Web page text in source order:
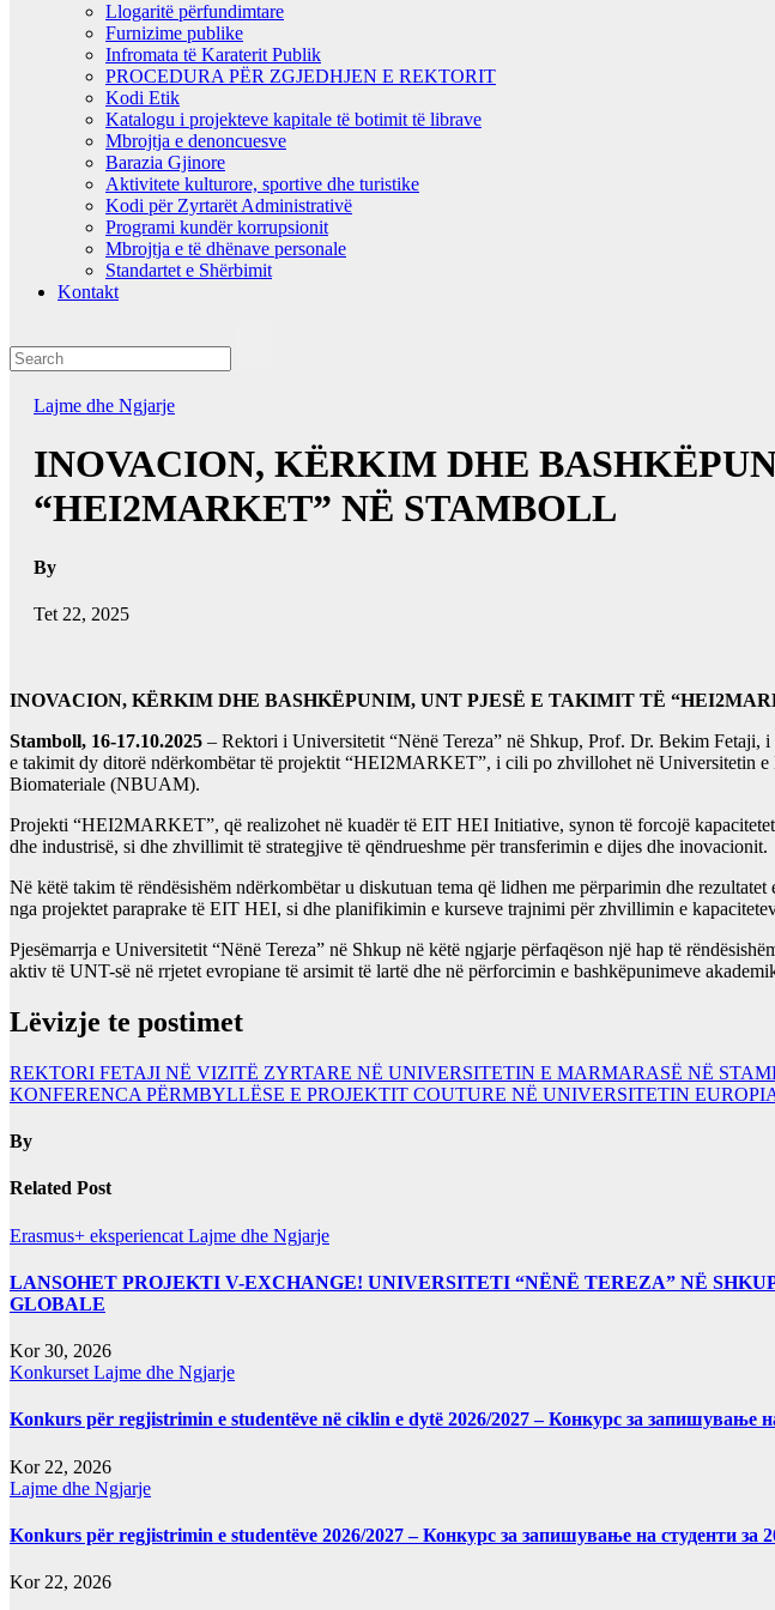
Llogaritë përfundimtare
Furnizime publike
Infromata të Karaterit Publik
PROCEDURA PËR ZGJEDHJEN E REKTORIT
Kodi Etik
Katalogu i projekteve kapitale të botimit të librave
Mbrojtja e denoncuesve
Barazia Gjinore
Aktivitete kulturore, sportive dhe turistike
Kodi për Zyrtarët Administrativë
Programi kundër korrupsionit
Mbrojtja e të dhënave personale
Standartet e Shërbimit
Kontakt
Lajme dhe Ngjarje
INOVACION, KËRKIM DHE
“HEI2MARKET” NË STAMBOLL
By
Tet 22, 2025
INOVACION, KËRKIM DHE BASHKËPUNIM, UNT PJESË E TAKIMIT TË
Stamboll, 16-17.10.2025 – Rektori i Universitetit “Nënë Tereza” në Shkup, Prof. Dr. Bekim
e takimit dy ditorë ndërkombëtar të projektit “HEI2MARKET”, i cili po zhvillohet në Universitetin
Biomateriale (NBUAM).
Projekti “HEI2MARKET”, që realizohet në kuadër të EIT HEI Initiative, synon të forcojë
dhe industrisë, si dhe zhvillimit të strategjive të qëndrueshme për transferimin e dijes dhe inovacionit.
Në këtë takim të rëndësishëm ndërkombëtar u diskutuan tema që lidhen me përparimin dhe
nga projektet paraprake të EIT HEI, si dhe planifikimin e kurseve trajnimi për zhvillimin e
Pjesëmarrja e Universitetit “Nënë Tereza” në Shkup në këtë ngjarje përfaqëson një hap të
aktiv të UNT-së në rrjetet evropiane të arsimit të lartë dhe në përforcimin e bashkëpunimeve
Lëvizje te postimet
REKTORI FETAJI NË VIZITË ZYRTARE NË UNIVERSITETIN E MARMARASË NË
KONFERENCA PËRMBYLLËSE E PROJEKTIT COUTURE NË UNIVERSITETIN
By
Related Post
Erasmus+ eksperiencat Lajme dhe Ngjarje
LANSOHET PROJEKTI V-EXCHANGE! UNIVERSITETI “NËNË TEREZA” NË
GLOBALE
Kor 30, 2026
Konkurset Lajme dhe Ngjarje
Konkurs për regjistrimin e studentëve në ciklin e dytë 2026/2027 – Конкурс за запишување
Kor 22, 2026
Lajme dhe Ngjarje
Konkurs për regjistrimin e studentëve 2026/2027 – Конкурс за запишување на студенти за
Kor 22, 2026